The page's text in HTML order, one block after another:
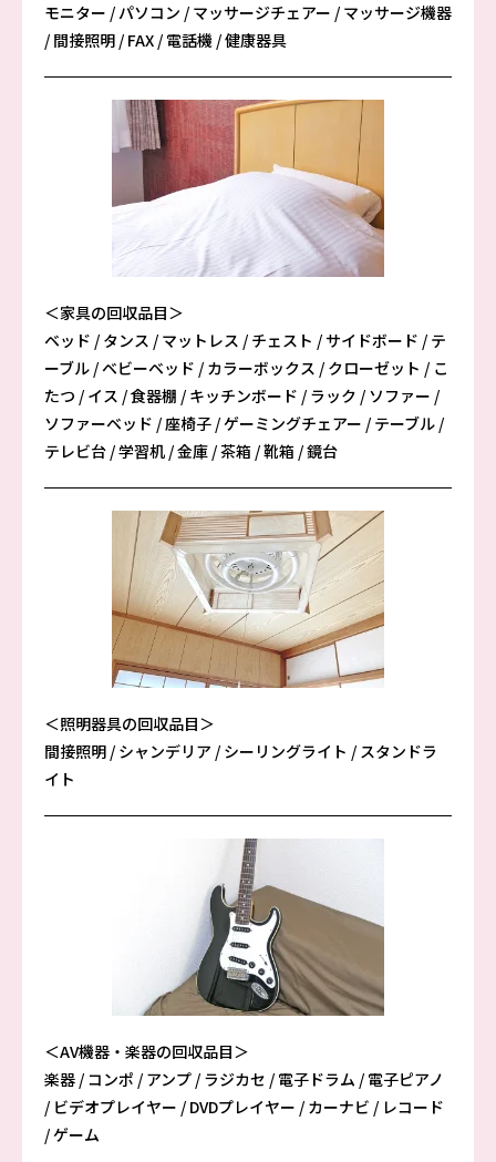
モニター / パソコン / マッサージチェアー / マッサージ機器
/ 間接照明 / FAX / 電話機 / 健康器具
＜家具の回収品目＞
ベッド / タンス / マットレス / チェスト / サイドボード / テ
ーブル / ベビーベッド / カラーボックス / クローゼット / こ
たつ / イス / 食器棚 / キッチンボード / ラック / ソファー /
ソファーベッド / 座椅子 / ゲーミングチェアー / テーブル /
テレビ台 / 学習机 / 金庫 / 茶箱 / 靴箱 / 鏡台
＜照明器具の回収品目＞
間接照明 / シャンデリア / シーリングライト / スタンドラ
イト
＜AV機器・楽器の回収品目＞
楽器 / コンポ / アンプ / ラジカセ / 電子ドラム / 電子ピアノ
/ ビデオプレイヤー / DVDプレイヤー / カーナビ / レコード
/ ゲーム